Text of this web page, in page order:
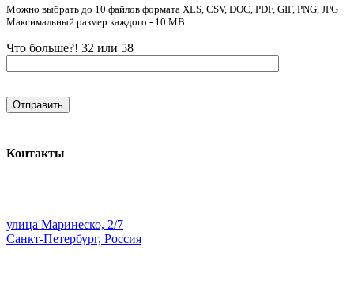
Можно выбрать до 10 файлов формата XLS, CSV, DOC, PDF, GIF, PNG, JPG
Максимальный размер каждого - 10 MB
Что больше?! 32 или 58
Контакты
улица Маринеско, 2/7
Санкт-Петербург, Россия